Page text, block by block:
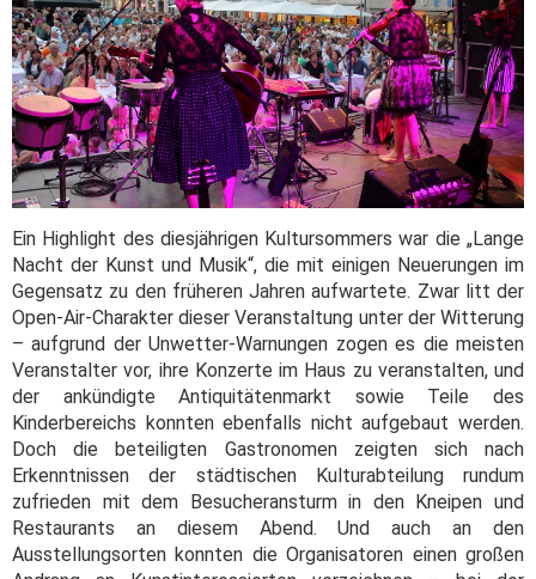
Ein Highlight des diesjährigen Kultursommers war die „Lange
Nacht der Kunst und Musik“, die mit einigen Neuerungen im
Gegensatz zu den früheren Jahren aufwartete. Zwar litt der
Open-Air-Charakter dieser Veranstaltung unter der Witterung
– aufgrund der Unwetter-Warnungen zogen es die meisten
Veranstalter vor, ihre Konzerte im Haus zu veranstalten, und
der ankündigte Antiquitätenmarkt sowie Teile des
Kinderbereichs konnten ebenfalls nicht aufgebaut werden.
Doch die beteiligten Gastronomen zeigten sich nach
Erkenntnissen der städtischen Kulturabteilung rundum
zufrieden mit dem Besucheransturm in den Kneipen und
Restaurants an diesem Abend. Und auch an den
Ausstellungsorten konnten die Organisatoren einen großen